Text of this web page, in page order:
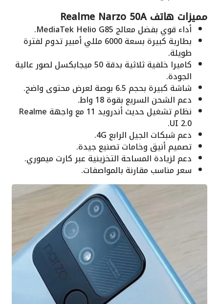
مميزات هاتف Realme Narzo 50A
أداء قوي بفضل معالج MediaTek Helio G85.
بطارية كبيرة بسعة 6000 مللي أمبير تدوم لفترة
طويلة.
كاميرا خلفية ثلاثية بدقة 50 ميجابكسل لصور عالية
الجودة.
شاشة كبيرة بحجم 6.5 بوصة لعرض محتوى واضح.
دعم الشحن السريع بقوة 18 واط.
نظام تشغيل حديث أندرويد 11 مع واجهة Realme
UI 2.0.
دعم شبكات الجيل الرابع 4G.
تصميم أنيق وخامات تصنيع جيدة.
دعم لزيادة المساحة التخزينية عبر كارت ميموري.
سعر مناسب مقارنة بالمواصفات.